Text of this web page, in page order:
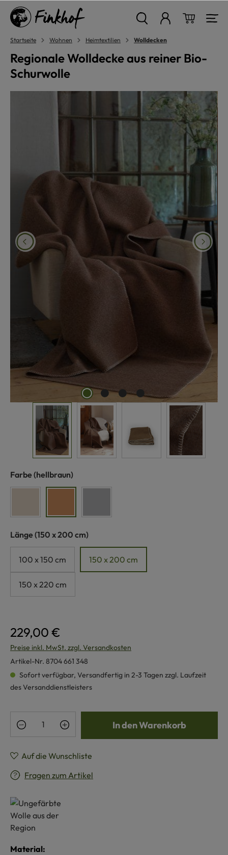
springen
Startseite Wohnen Heimtextilien Wolldecken
Regionale Wolldecke aus reiner Bio-
Schurwolle
Farbe auswählen
(hellbraun)
Länge auswählen
(150 x 200 cm)
100 x 150 cm 150 x 200 cm
150 x 220 cm
229,00 €
Preise inkl. MwSt. zzgl. Versandkosten
Artikel-Nr. 8704 661 348
Sofort verfügbar, Versandfertig in 2-3 Tagen zzgl. Laufzeit
des Versanddienstleisters
Produkt Anzahl: Gib den gewünschten
In den Warenkorb
Auf die Wunschliste
Fragen zum Artikel
Material: